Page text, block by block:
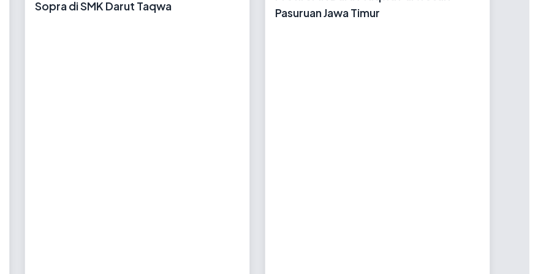
Sopra di SMK Darut Taqwa
Pasuruan Jawa Timur